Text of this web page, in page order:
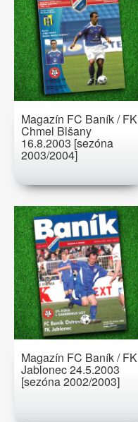
Magazín FC Baník / FK
Chmel Blšany
16.8.2003 [sezóna
2003/2004]
Magazín FC Baník / FK
Jablonec 24.5.2003
[sezóna 2002/2003]